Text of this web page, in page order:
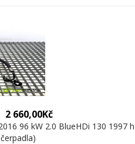
2 660,00Kč
96 kW 2.0 BlueHDi 130 1997